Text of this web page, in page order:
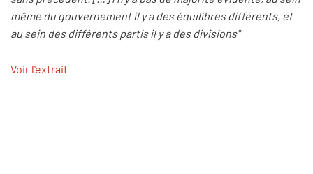
même du gouvernement il y a des équilibres différents, et
au sein des différents partis il y a des divisions"
Voir l'extrait